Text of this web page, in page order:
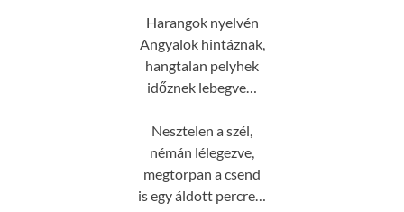
Harangok nyelvén
Angyalok hintáznak,
hangtalan pelyhek
időznek lebegve…
Nesztelen a szél,
némán lélegezve,
megtorpan a csend
is egy áldott percre…